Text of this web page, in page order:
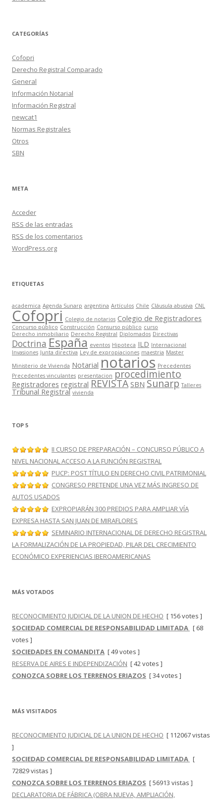
CATEGORÍAS
Cofopri
Derecho Registral Comparado
General
Información Notarial
Información Registral
newcat1
Normas Registrales
Otros
SBN
META
Acceder
RSS de las entradas
RSS de los comentarios
WordPress.org
ETIQUETAS
academica Agenda Sunarp argentina Artículos Chile Cláusula abusiva CNL
Cofopri Colegio de notarios Colegio de Registradores
Concurso público Construcción Consurso público curso
Derecho inmobiliario Derecho Registral Diplomados Directivas
Doctrina España eventos Hipoteca ILD Internacional
Invasiones Junta directiva Ley de expropiaciones maestria Master
Ministerio de Vivienda Notarial notarios Precedentes
Precedentes vinculantes presentacion procedimiento
Registradores registral REVISTA SBN Sunarp Talleres
Tribunal Registral vivienda
TOP 5
II CURSO DE PREPARACIÓN – CONCURSO PÚBLICO A
NIVEL NACIONAL ACCESO A LA FUNCIÓN REGISTRAL
PUCP: POST TÍTULO EN DERECHO CIVIL PATRIMONIAL
CONGRESO PRETENDE UNA VEZ MÁS INGRESO DE
AUTOS USADOS
EXPROPIARÁN 300 PREDIOS PARA AMPLIAR VÍA
EXPRESA HASTA SAN JUAN DE MIRAFLORES
SEMINARIO INTERNACIONAL DE DERECHO REGISTRAL
LA FORMALIZACIÓN DE LA PROPIEDAD, PILAR DEL CRECIMIENTO
ECONÓMICO EXPERIENCIAS IBEROAMERICANAS
MÁS VOTADOS
RECONOCIMIENTO JUDICIAL DE LA UNION DE HECHO [ 156 votes ]
SOCIEDAD COMERCIAL DE RESPONSABILIDAD LIMITADA [ 68
votes ]
SOCIEDADES EN COMANDITA [ 49 votes ]
RESERVA DE AIRES E INDEPENDIZACIÓN [ 42 votes ]
CONOZCA SOBRE LOS TERRENOS ERIAZOS [ 34 votes ]
MÁS VISITADOS
RECONOCIMIENTO JUDICIAL DE LA UNION DE HECHO [ 112067 vistas
]
SOCIEDAD COMERCIAL DE RESPONSABILIDAD LIMITADA [
72829 vistas ]
CONOZCA SOBRE LOS TERRENOS ERIAZOS [ 56913 vistas ]
DECLARATORIA DE FÁBRICA (OBRA NUEVA, AMPLIACIÓN,